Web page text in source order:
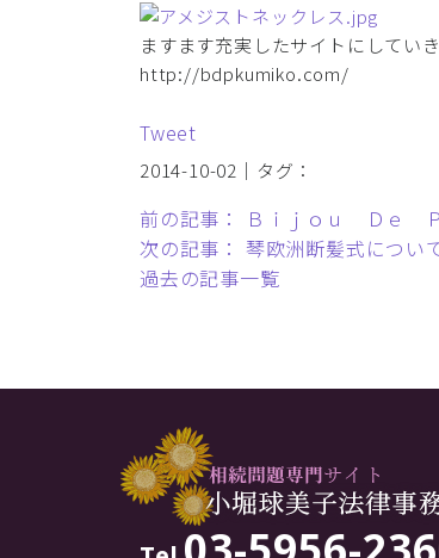
ますます充実したサイトにしてい
http://bdpkumiko.com/
Tweet
2014-10-02｜タグ：
前の記事： Ｂｉｊｏｕ Ｄｅ
次の記事： 琴欧洲断髪式につい
過去の記事一覧